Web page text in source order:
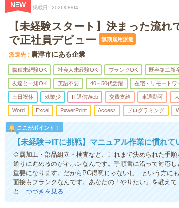
NEW 掲載日 2026/08/04
【未経験スタート】決まった流
で正社員デビュー
無期雇用派遣
派遣先 唐津市にある企業
職種未経験OK 社会人未経験OK ブランクOK 既卒第二新
友達と一緒OK 英語不要 40～50代活躍 在宅・リモートワ
土日祝休 残業少 IT通信Web 交費支給 車通勤可
Word Excel PowerPoint Access プログラミング
ここがポイント！
【未経験⇒ITに挑戦】マニュアル作業に慣れて
金属加工・部品組立・検査など、これまで決められた手
通りに進めるのがキホンなんです。手順書に沿って対応
重要になります。だからPC得意じゃないし…という方に
面接もフランクなんです。あなたの「やりたい」を教え
と… つづきを見る